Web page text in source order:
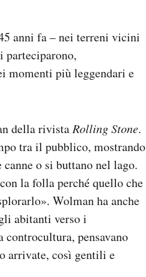
anni fa – nei terreni vicini
momenti più leggendari e
della rivista Rolling Stone.
tra il pubblico, mostrando
o si buttano nel lago.
la folla perché quello che
Wolman ha anche
abitanti verso i
pensavano
arrivate, così gentili e